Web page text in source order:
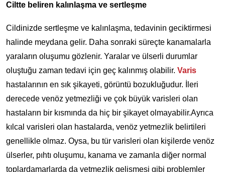
Ciltte beliren kalınlaşma ve sertleşme
Cildinizde sertleşme ve kalınlaşma, tedavinin geciktirmesi
halinde meydana gelir. Daha sonraki süreçte kanamalarla
yaraların oluşumu gözlenir. Yaralar ve ülserli durumlar
oluştuğu zaman tedavi için geç kalınmış olabilir. Varis
hastalarının en sık şikayeti, görüntü bozukluğudur. İleri
derecede venöz yetmezliği ve çok büyük varisleri olan
hastaların bir kısmında da hiç bir şikayet olmayabilir.Ayrıca
kılcal varisleri olan hastalarda, venöz yetmezlik belirtileri
genellikle olmaz. Oysa, bu tür varisleri olan kişilerde venöz
ülserler, pıhtı oluşumu, kanama ve zamanla diğer normal
toplardamarlarda da yetmezlik gelişmesi gibi problemler